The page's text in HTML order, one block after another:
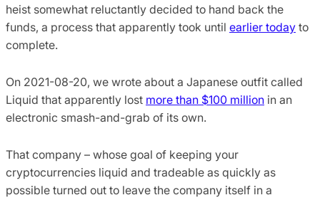
heist somewhat reluctantly decided to hand back the
funds, a process that apparently took until earlier today to
complete.
On 2021-08-20, we wrote about a Japanese outfit called
Liquid that apparently lost more than $100 million in an
electronic smash-and-grab of its own.
That company – whose goal of keeping your
cryptocurrencies liquid and tradeable as quickly as
possible turned out to leave the company itself in a